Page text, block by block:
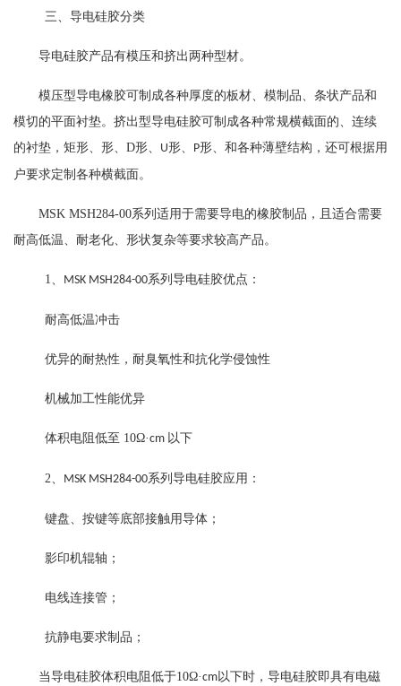
三、导电硅胶分类
导电硅胶产品有模压和挤出两种型材。
模压型导电橡胶可制成各种厚度的板材、模制品、条状产品和
模切的平面衬垫。挤出型导电硅胶可制成各种常规横截面的、连续
的衬垫，矩形、形、 D形、 U形、 P形、和各种薄壁结构，还可根据用
户要求定制各种横截面。
MSK MSH284-00系列适用于需要导电的橡胶制品，且适合需要
耐高低温、耐老化、形状复杂等要求较高产品。
1、 MSK MSH284-00系列导电硅胶优点：
耐高低温冲击
优异的耐热性，耐臭氧性和抗化学侵蚀性
机械加工性能优异
体积电阻低至 10Ω·cm 以下
2、 MSK MSH284-00系列导电硅胶应用：
键盘、按键等底部接触用导体；
影印机辊轴；
电线连接管；
抗静电要求制品；
当导电硅胶体积电阻低于10Ω·cm以下时，导电硅胶即具有电磁